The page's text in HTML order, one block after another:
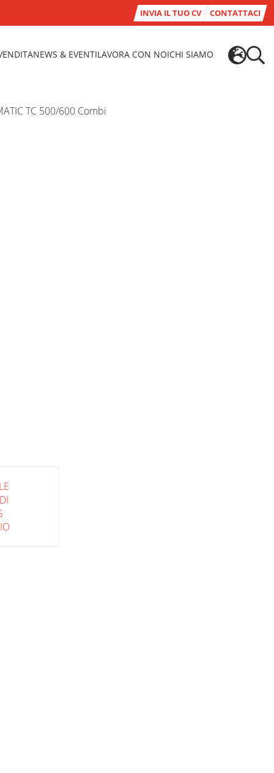
INVIA IL TUO CV CONTATTACI
NEWS & EVENTILAVORA CON NOICHI SIAMO